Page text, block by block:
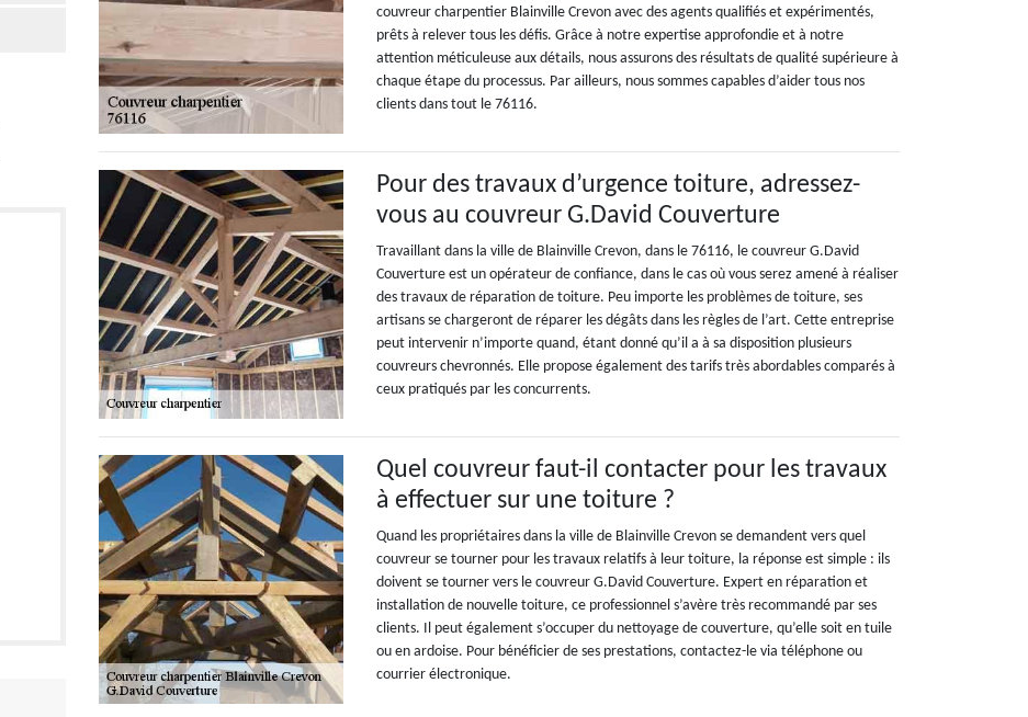
couvreur charpentier Blainville Crevon avec des agents qualifiés et expérimentés,
prêts à relever tous les défis. Grâce à notre expertise approfondie et à notre
attention méticuleuse aux détails, nous assurons des résultats de qualité supérieure à
chaque étape du processus. Par ailleurs, nous sommes capables d’aider tous nos
clients dans tout le 76116.
Pour des travaux d’urgence toiture, adressez-
vous au couvreur G.David Couverture
Travaillant dans la ville de Blainville Crevon, dans le 76116, le couvreur G.David
Couverture est un opérateur de confiance, dans le cas où vous serez amené à réaliser
des travaux de réparation de toiture. Peu importe les problèmes de toiture, ses
artisans se chargeront de réparer les dégâts dans les règles de l’art. Cette entreprise
peut intervenir n’importe quand, étant donné qu’il a à sa disposition plusieurs
couvreurs chevronnés. Elle propose également des tarifs très abordables comparés à
ceux pratiqués par les concurrents.
Quel couvreur faut-il contacter pour les travaux
à effectuer sur une toiture ?
Quand les propriétaires dans la ville de Blainville Crevon se demandent vers quel
couvreur se tourner pour les travaux relatifs à leur toiture, la réponse est simple : ils
doivent se tourner vers le couvreur G.David Couverture. Expert en réparation et
installation de nouvelle toiture, ce professionnel s’avère très recommandé par ses
clients. Il peut également s’occuper du nettoyage de couverture, qu’elle soit en tuile
ou en ardoise. Pour bénéficier de ses prestations, contactez-le via téléphone ou
courrier électronique.